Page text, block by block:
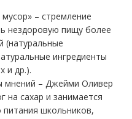
– стремление
нездоровую пищу более
(натуральные
ингредиенты
и др.).
мнений – Джейми Оливер
на сахар и занимается
питания школьников,